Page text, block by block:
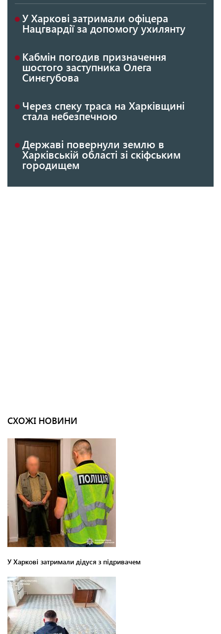
У Харкові затримали офіцера
Нацгвардії за допомогу ухилянту
Кабмін погодив призначення
шостого заступника Олега
Синєгубова
Через спеку траса на Харківщині
стала небезпечною
Державі повернули землю в
Харківській області зі скіфським
городищем
СХОЖІ НОВИНИ
У Харкові затримали дідуся з підривачем